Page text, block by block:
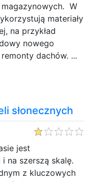
magazynowych. W
materiały
na przykład
nowego
dachów. ...
słonecznych
jest
na szerszą skalę.
z kluczowych